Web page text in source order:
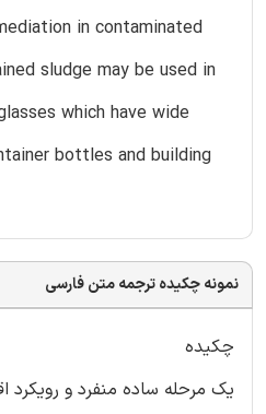
in contaminated
sludge may be used in
which have wide
bottles and building
نمونه چکیده ترجمه متن فارسی
چکیده
یک مرحله ساده منفرد و رویکرد